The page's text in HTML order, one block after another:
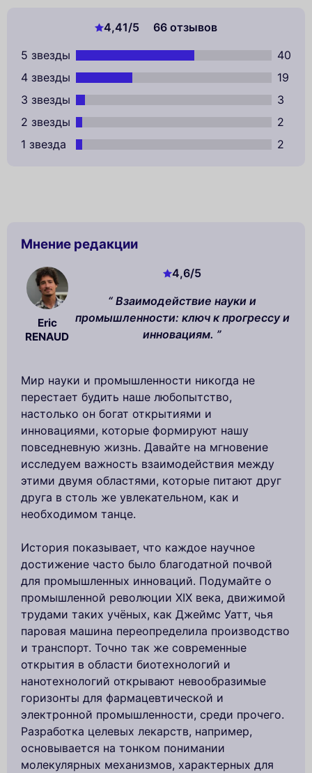
4,41/5
66 отзывов
5 звезды
40
4 звезды
19
3 звезды
3
2 звезды
2
1 звезда
2
Мнение редакции
Eric
RENAUD
4,6/5
Взаимодействие науки и
промышленности: ключ к прогрессу и
инновациям.
Мир науки и промышленности никогда не
перестает будить наше любопытство,
настолько он богат открытиями и
инновациями, которые формируют нашу
повседневную жизнь. Давайте на мгновение
исследуем важность взаимодействия между
этими двумя областями, которые питают друг
друга в столь же увлекательном, как и
необходимом танце.
История показывает, что каждое научное
достижение часто было благодатной почвой
для промышленных инноваций. Подумайте о
промышленной революции XIX века, движимой
трудами таких учёных, как Джеймс Уатт, чья
паровая машина переопределила производство
и транспорт. Точно так же современные
открытия в области биотехнологий и
нанотехнологий открывают невообразимые
горизонты для фармацевтической и
электронной промышленности, среди прочего.
Разработка целевых лекарств, например,
основывается на тонком понимании
молекулярных механизмов, характерных для